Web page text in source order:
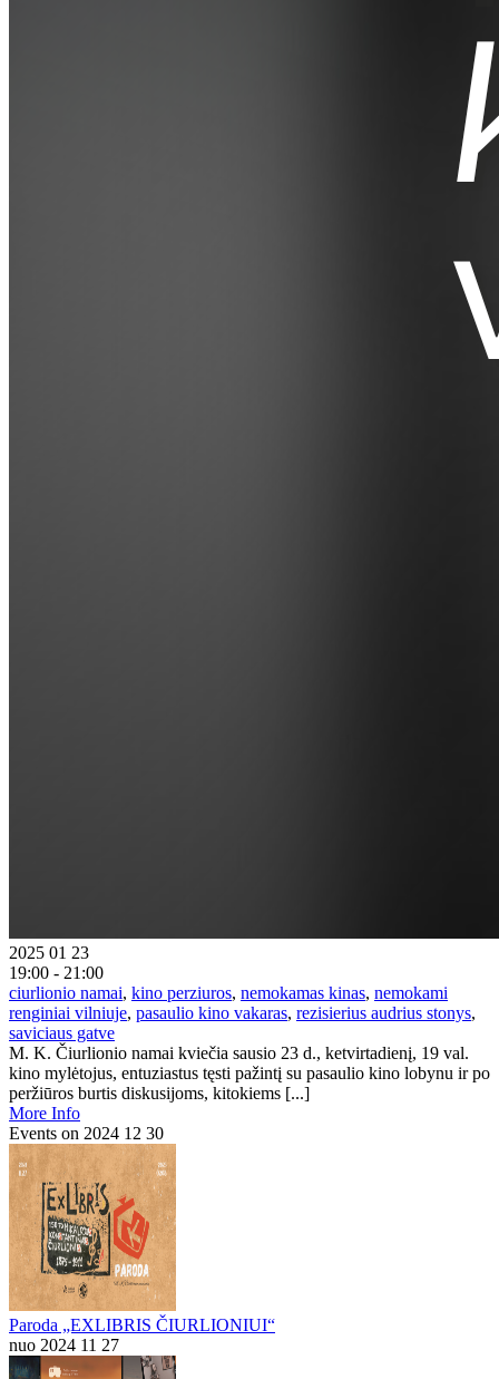
2025 01 23
19:00 - 21:00
ciurlionio namai, kino perziuros, nemokamas kinas, nemokami
renginiai vilniuje, pasaulio kino vakaras, rezisierius audrius stonys,
saviciaus gatve
M. K. Čiurlionio namai kviečia sausio 23 d., ketvirtadienį, 19 val.
kino mylėtojus, entuziastus tęsti pažintį su pasaulio kino lobynu ir po
peržiūros burtis diskusijoms, kitokiems [...]
More Info
Events on 2024 12 30
Paroda „EXLIBRIS ČIURLIONIUI“
nuo 2024 11 27